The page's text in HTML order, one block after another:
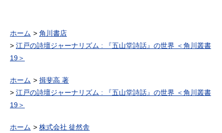
ホーム
角川書店
江戸の詩壇ジャーナリズム : 『五山堂詩話』の世界 ＜角川叢書
19＞
ホーム
揖斐高 著
江戸の詩壇ジャーナリズム : 『五山堂詩話』の世界 ＜角川叢書
19＞
ホーム 株式会社 徒然舎